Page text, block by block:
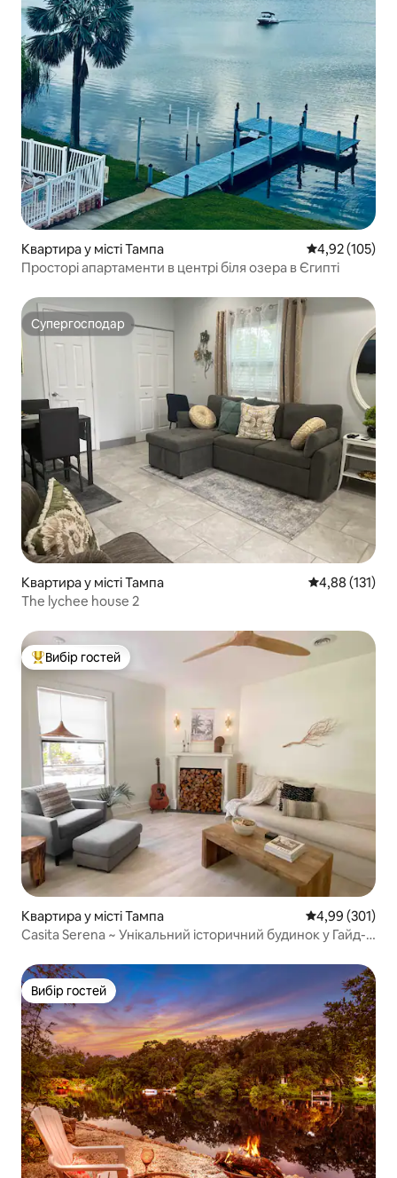
Квартира у місті Тампа Середня
4,92 (105)
Просторі апартаменти в центрі біля озера в Єгипті
Супергосподар
Супергосподар
Квартира у місті Тампа Середня
4,88 (131)
The lychee house 2
Топ вибір гостей
Вибір гостей
Квартира у місті Тампа Середня
4,99 (301)
Casita Serena ~ Унікальний історичний будинок у Гайд-
Вибір гостей
Вибір гостей